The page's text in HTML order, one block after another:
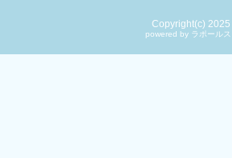
Copyright(c) 2025
powered by ラポール